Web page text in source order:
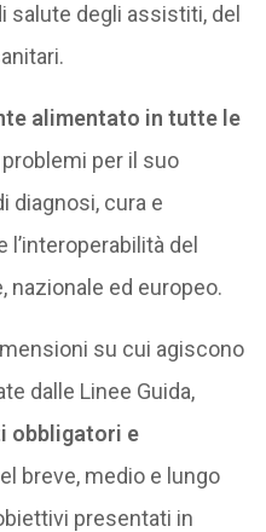
salute degli assistiti, del
alimentato in tutte le
per il suo
diagnosi, cura e
del
nazionale ed europeo.
su cui agiscono
dalle Linee Guida,
obbligatori e
breve, medio e lungo
presentati in